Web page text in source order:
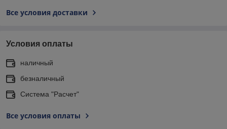
Все условия доставки
Условия оплаты
наличный
безналичный
Система "Расчет"
Все условия оплаты